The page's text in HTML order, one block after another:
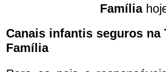
Família
Canais infantis seguros na
Família